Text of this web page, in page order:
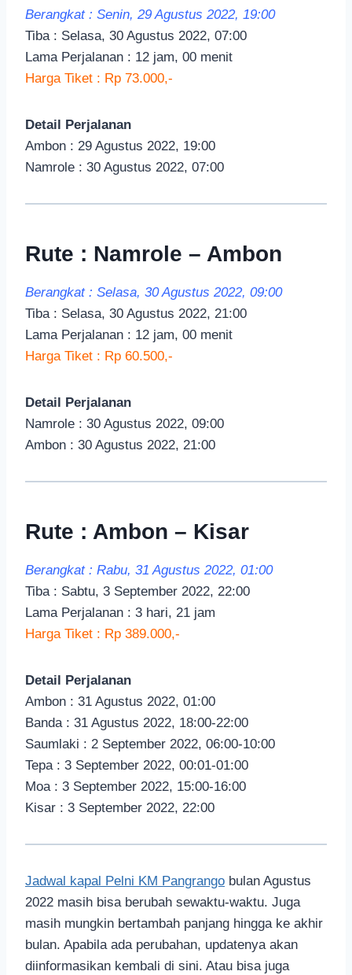
Berangkat : Senin, 29 Agustus 2022, 19:00
Tiba : Selasa, 30 Agustus 2022, 07:00
Lama Perjalanan : 12 jam, 00 menit
Harga Tiket : Rp 73.000,-
Detail Perjalanan
Ambon : 29 Agustus 2022, 19:00
Namrole : 30 Agustus 2022, 07:00
Rute : Namrole – Ambon
Berangkat : Selasa, 30 Agustus 2022, 09:00
Tiba : Selasa, 30 Agustus 2022, 21:00
Lama Perjalanan : 12 jam, 00 menit
Harga Tiket : Rp 60.500,-
Detail Perjalanan
Namrole : 30 Agustus 2022, 09:00
Ambon : 30 Agustus 2022, 21:00
Rute : Ambon – Kisar
Berangkat : Rabu, 31 Agustus 2022, 01:00
Tiba : Sabtu, 3 September 2022, 22:00
Lama Perjalanan : 3 hari, 21 jam
Harga Tiket : Rp 389.000,-
Detail Perjalanan
Ambon : 31 Agustus 2022, 01:00
Banda : 31 Agustus 2022, 18:00-22:00
Saumlaki : 2 September 2022, 06:00-10:00
Tepa : 3 September 2022, 00:01-01:00
Moa : 3 September 2022, 15:00-16:00
Kisar : 3 September 2022, 22:00
Jadwal kapal Pelni KM Pangrango bulan Agustus
2022 masih bisa berubah sewaktu-waktu. Juga
masih mungkin bertambah panjang hingga ke akhir
bulan. Apabila ada perubahan, updatenya akan
diinformasikan kembali di sini. Atau bisa juga